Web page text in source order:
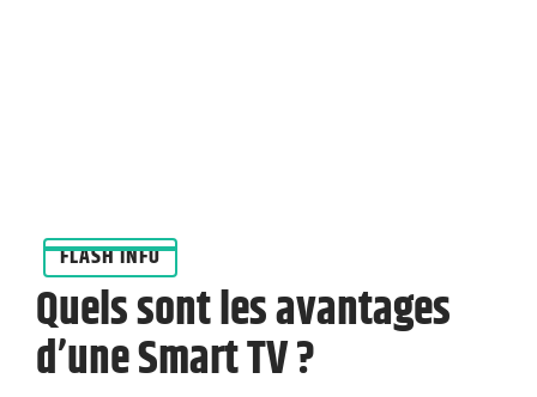
FLASH INFO
Quels sont les avantages
d’une Smart TV ?